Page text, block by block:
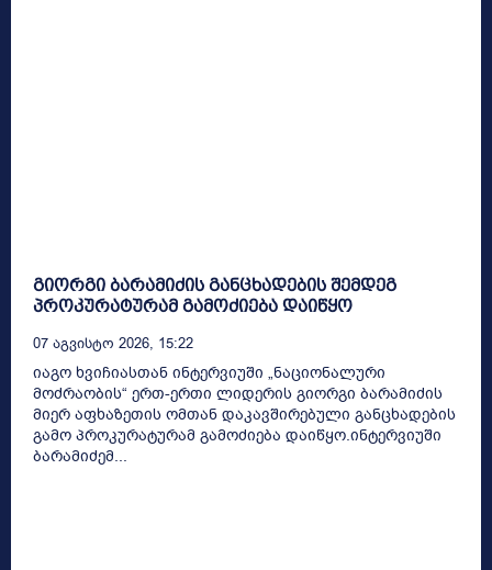
გიორგი ბარამიძის განცხადების შემდეგ
პროკურატურამ გამოძიება დაიწყო
07 Აგვისტო 2026, 15:22
იაგო ხვიჩიასთან ინტერვიუში „ნაციონალური
მოძრაობის“ ერთ-ერთი ლიდერის გიორგი ბარამიძის
მიერ აფხაზეთის ომთან დაკავშირებული განცხადების
გამო პროკურატურამ გამოძიება დაიწყო.ინტერვიუში
ბარამიძემ...